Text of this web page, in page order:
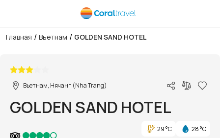
Главная / Вьетнам / GOLDEN SAND HOTEL
Вьетнам, Нячанг (Nha Trang)
GOLDEN SAND HOTEL
29 °C
28 °C